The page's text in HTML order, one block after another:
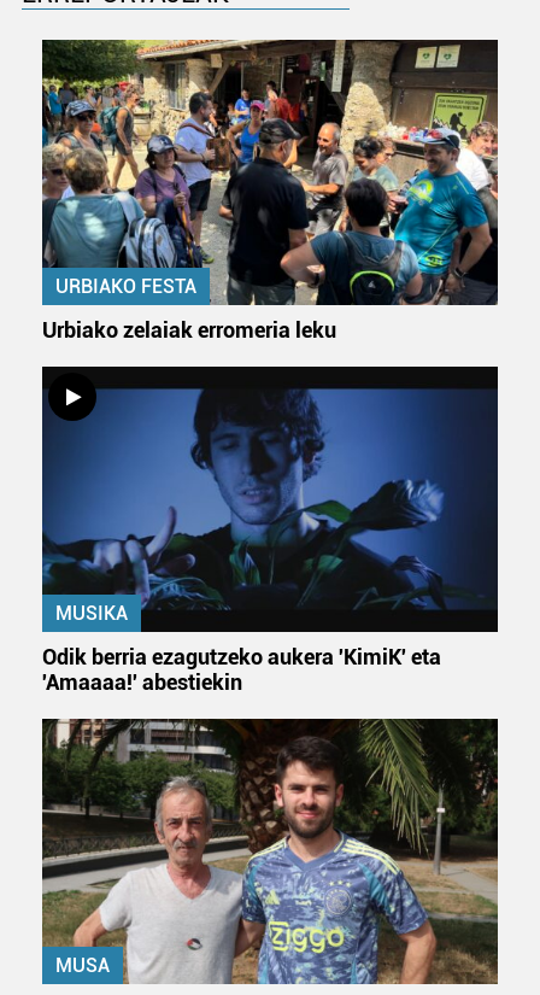
URBIAKO FESTA
Urbiako zelaiak erromeria leku
MUSIKA
Odik berria ezagutzeko aukera 'KimiK' eta
'Amaaaa!' abestiekin
MUSA